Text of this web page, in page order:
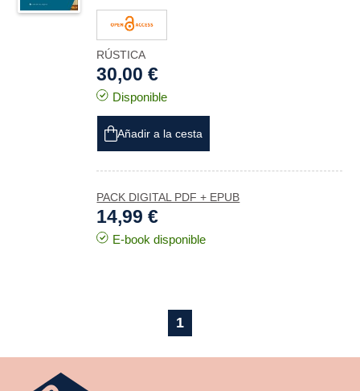
RÚSTICA
30,00 €
Disponible
Añadir a la cesta
PACK DIGITAL PDF + EPUB
14,99 €
E-book disponible
1